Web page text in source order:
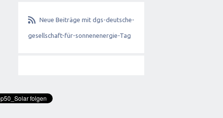
Neue Beiträge mit dgs-deutsche-
gesellschaft-für-sonnenenergie-Tag